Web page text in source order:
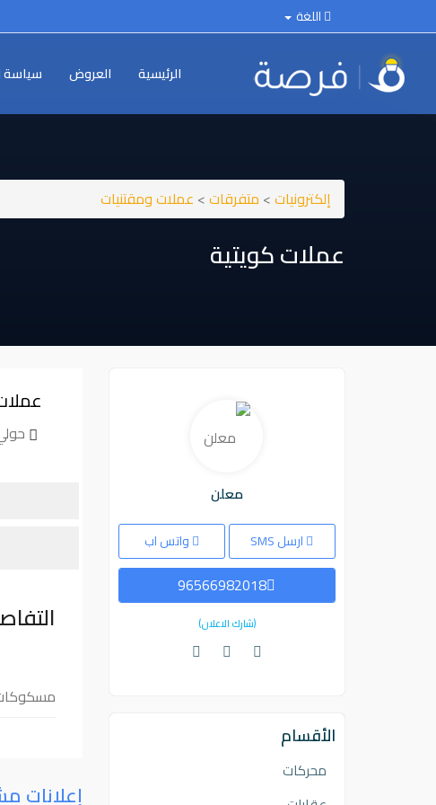
اللغة
الرئيسية العروض سياسة
إلكترونيات> متفرقات> عملات ومقتنيات
عملات كويتية
مسكوكات
إعلانات
معلن
ارسل SMS واتس اب
96566982018
(شارك الاعلان)
الأقسام
محركات